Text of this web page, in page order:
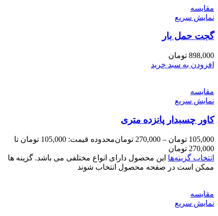
مقايسه
نمایش سریع
گجت حمل بار
898,000 تومان
افزودن به سبد خرید
مقايسه
نمایش سریع
کاور چسبدار پانزده متری
105,000 تومان –
270,000 تومان
محدوده قیمت: 105,000 تومان تا
270,000 تومان
انتخاب گزینه‌ها این محصول دارای انواع مختلفی می باشد. گزینه ها
ممکن است در صفحه محصول انتخاب شوند
مقايسه
نمایش سریع